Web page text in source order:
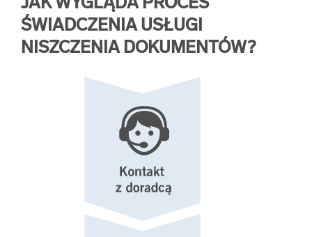
JAK WYGLĄDA PROCES
ŚWIADCZENIA USŁUGI
NISZCZENIA DOKUMENTÓW?